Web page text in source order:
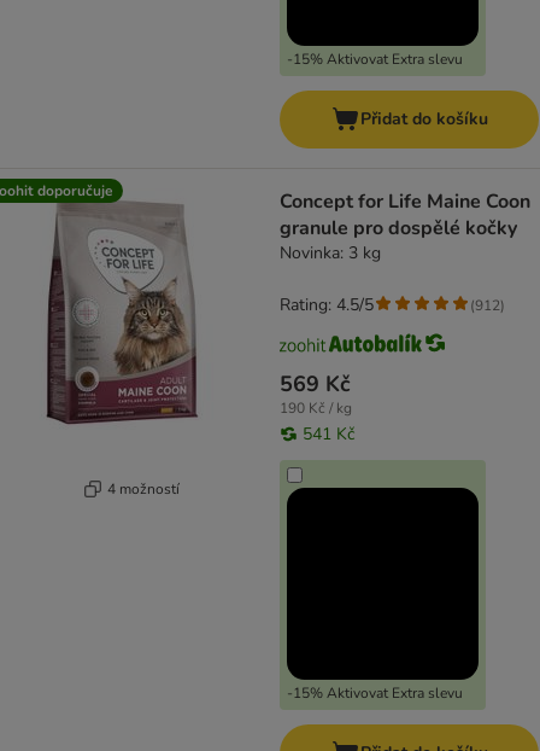
-15% Aktivovat Extra slevu
Přidat do košíku
doporučuje
4 možností
Concept for Life Maine Coon
granule pro dospělé kočky
Novinka: 3 kg
569 Kč
190 Kč / kg
541 Kč
-15% Aktivovat Extra slevu
Rating: 4.5/5 (912)